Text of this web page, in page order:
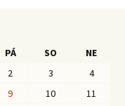
PÁ SO
NE
2 3
4
9 10
11